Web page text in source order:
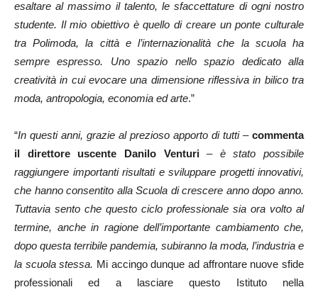
esaltare al massimo il talento, le sfaccettature di ogni nostro
studente. Il mio obiettivo è quello di creare un ponte culturale
tra Polimoda, la città e l’internazionalità che la scuola ha
sempre espresso. Uno spazio nello spazio dedicato alla
creatività in cui evocare una dimensione riflessiva in bilico tra
moda, antropologia, economia ed arte.”
“In questi anni, grazie al prezioso apporto di tutti– commenta
il direttore uscente Danilo Venturi– è stato possibile
raggiungere importanti risultati e sviluppare progetti innovativi,
che hanno consentito alla Scuola di crescere anno dopo anno.
Tuttavia sento che questo ciclo professionale sia ora volto al
termine, anche in ragione dell’importante cambiamento che,
dopo questa terribile pandemia, subiranno la moda, l’industria e
la scuola stessa. Mi accingo dunque ad affrontare nuove sfide
professionali ed a lasciare questo Istituto nella